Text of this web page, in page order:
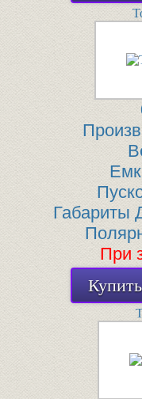
Габариты
При
Купить